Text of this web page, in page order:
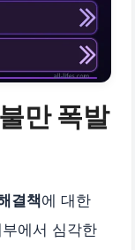
만 폭발
결책에 대한
에서 심각한